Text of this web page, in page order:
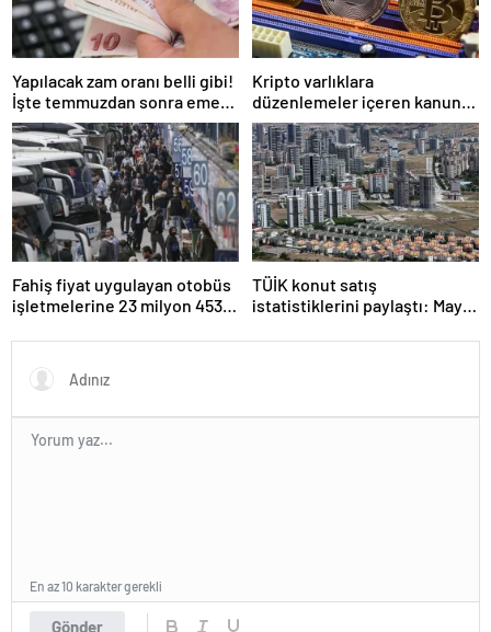
Yapılacak zam oranı belli gibi!
İşte temmuzdan sonra emekli
ve memurun alacağı maaş
Kripto varlıklara
düzenlemeler içeren kanun
teklifi TBMM’de kabul edilerek
yasalaştı
Fahiş fiyat uygulayan otobüs
işletmelerine 23 milyon 453
TÜİK konut satış
istatistiklerini paylaştı: Mayıs
satıldı
Gönder
En az 10 karakter gerekli